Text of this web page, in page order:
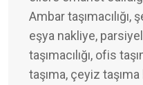
Ambar taşımacılığı,
eşya nakliye,
taşımacılığı, ofis
taşıma, çeyiz